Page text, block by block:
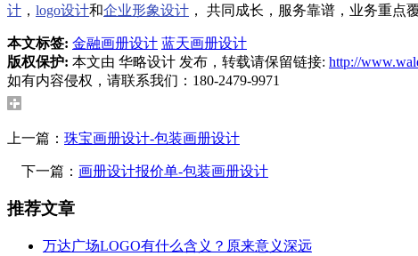
计 ， logo设计和企业形象设计 ， 共同成长，服务靠谱，业务重点
本文标签: 金融画册设计 蓝天画册设计
版权保护: 本文由 华略设计 发布，转载请保留链接: http://
如有内容侵权，请联系我们：180-2479-9971
上一篇： 珠宝画册设计-包装画册设计
下一篇： 画册设计报价单-包装画册设计
推荐文章
万达广场LOGO有什么含义？原来意义深远